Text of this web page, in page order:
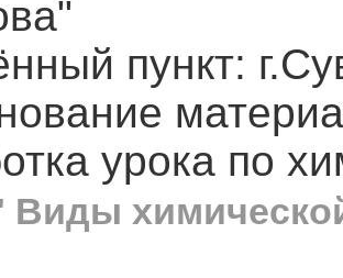
пункт:
урока по
Виды